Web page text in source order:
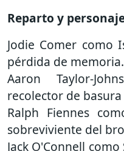
Reparto y
Jodie Comer como
pérdida de memoria.
Aaron Taylor-
recolector de
Ralph Fiennes
sobreviviente del
Jack O'Connell